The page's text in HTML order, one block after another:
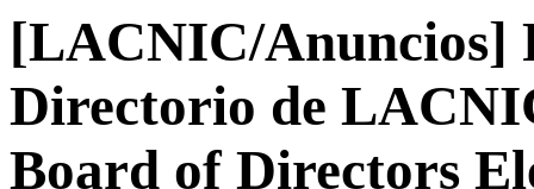
[LACNIC/Anuncios]
Directorio de
Board of Directors